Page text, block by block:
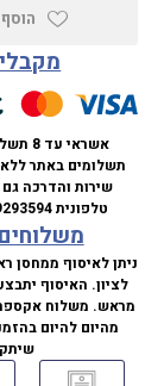
תשלומים באתר ללא
שירות והדרכה
טלפונית
לציון. האיסוף
מראש. משלוח
מהיום להיום